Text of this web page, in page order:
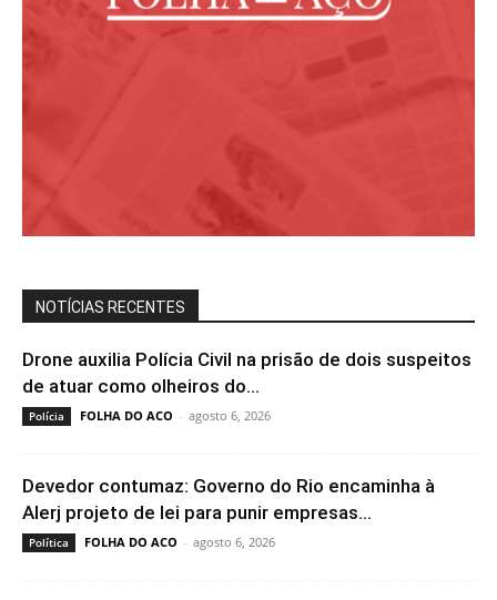
NOTÍCIAS RECENTES
Drone auxilia Polícia Civil na prisão de dois suspeitos
de atuar como olheiros do...
Polícia FOLHA DO ACO - agosto 6, 2026
Devedor contumaz: Governo do Rio encaminha à
Alerj projeto de lei para punir empresas...
Política FOLHA DO ACO - agosto 6, 2026